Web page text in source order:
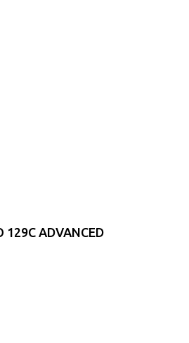
129C ADVANCED